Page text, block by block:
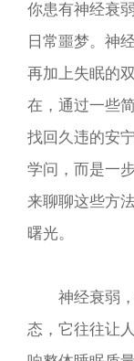
你患有神经衰
日常噩梦。神
再加上失眠的
在，通过一些
找回久违的安
学问，而是一
来聊聊这些方
曙光。
神经衰弱，
态，它往往让